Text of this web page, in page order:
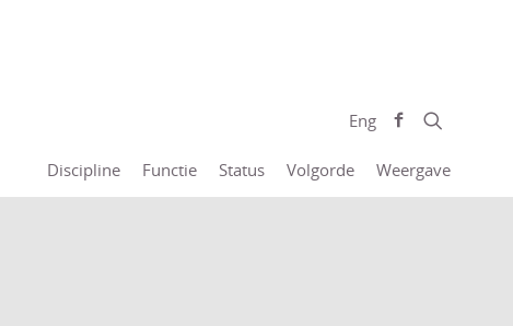
Eng
Discipline Functie Status Volgorde Weergave